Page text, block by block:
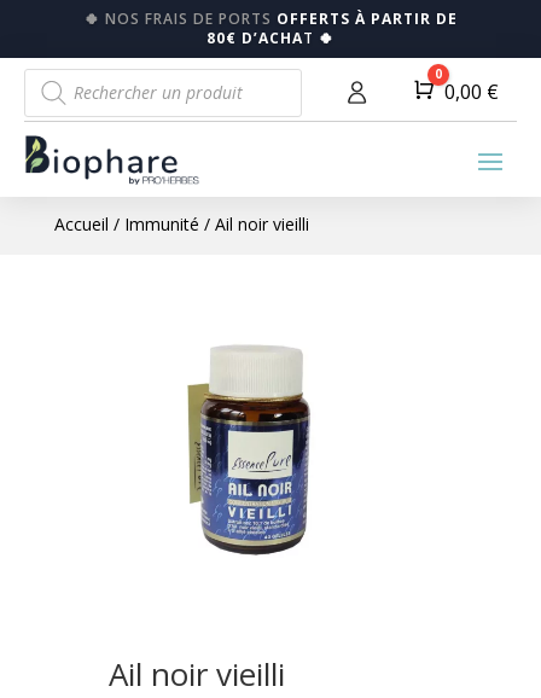
🍀 NOS FRAIS DE PORTS OFFERTS À PARTIR DE
80€ D’ACHAT 🍀
Recherche
de
produits
Panier
0
0,00 €
Accueil / Immunité / Ail noir vieilli
Ail noir vieilli